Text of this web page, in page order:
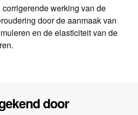
werking van de
door de aanmaak van
en de elasticiteit van de
door